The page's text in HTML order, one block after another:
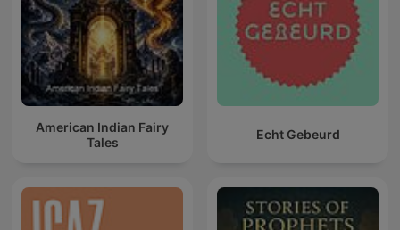
American Indian Fairy
Tales
Echt Gebeurd